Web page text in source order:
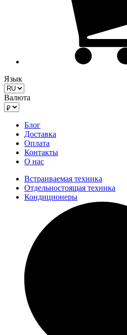
Язык
Валюта
Блог
Доставка
Оплата
Контакты
О нас
Встраиваемая техника
Отдельностоящая техника
Кондиционеры